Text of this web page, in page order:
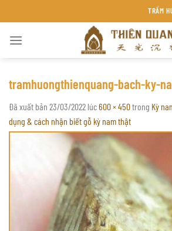
đến
TRẦM
tramhuongthienquang-bach-ky-
Đã xuất bản 23/03/2022 lúc600 × 450trong Kỳ
dụng & cách nhận biết gỗ kỳ nam thật